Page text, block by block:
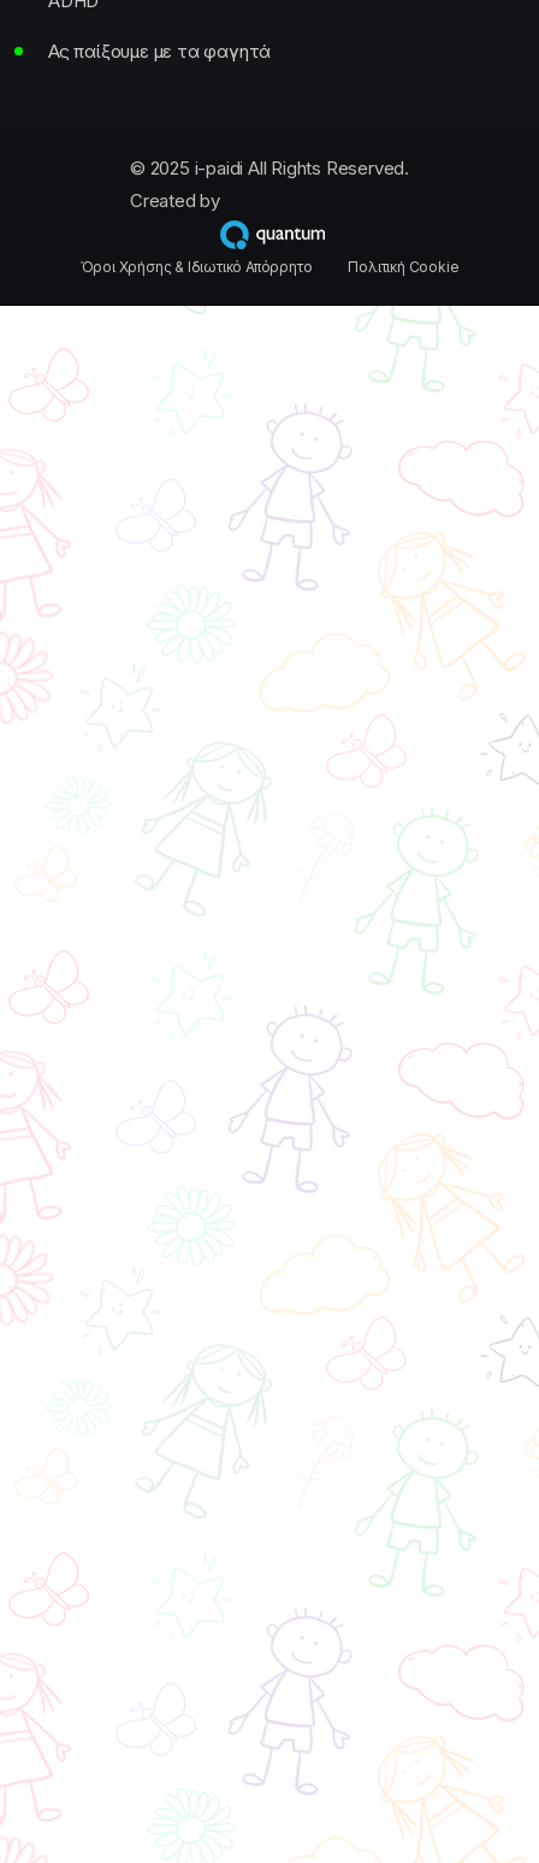
Ας παίξουμε με τα φαγητά
© 2025 i-paidi All Rights Reserved.
Created by
Όροι Χρήσης & Ιδιωτικό Απόρρητο Πολιτική Cookie